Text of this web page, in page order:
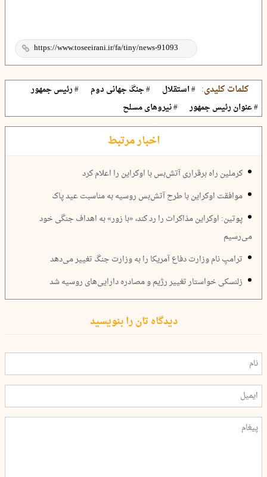
کلمات کلیدی: # استقلال # جنگ جهانی دوم
# رئیس جمهور
# عنوان رئیس جمهور
# نیروهای مسلح
اخبار مرتبط
کرملین راه برقراری آتش‌بس با اوکراین را اعلام کرد
موافقت اوکراین با طرح آتش‌بس روسیه به مناسبت عید پاک
پوتین: اوکراین مذاکرات را رد کند، «با زور» به اهداف جنگی خود
می‌رسیم
ترامپ نام وزارت دفاع آمریکا را به وزارت جنگ تغییر می‌دهد
زلنسکی خواستار تغییر رژیم و مصادره دارایی‌های روسیه شد
دیدگاه تان را بنویسید